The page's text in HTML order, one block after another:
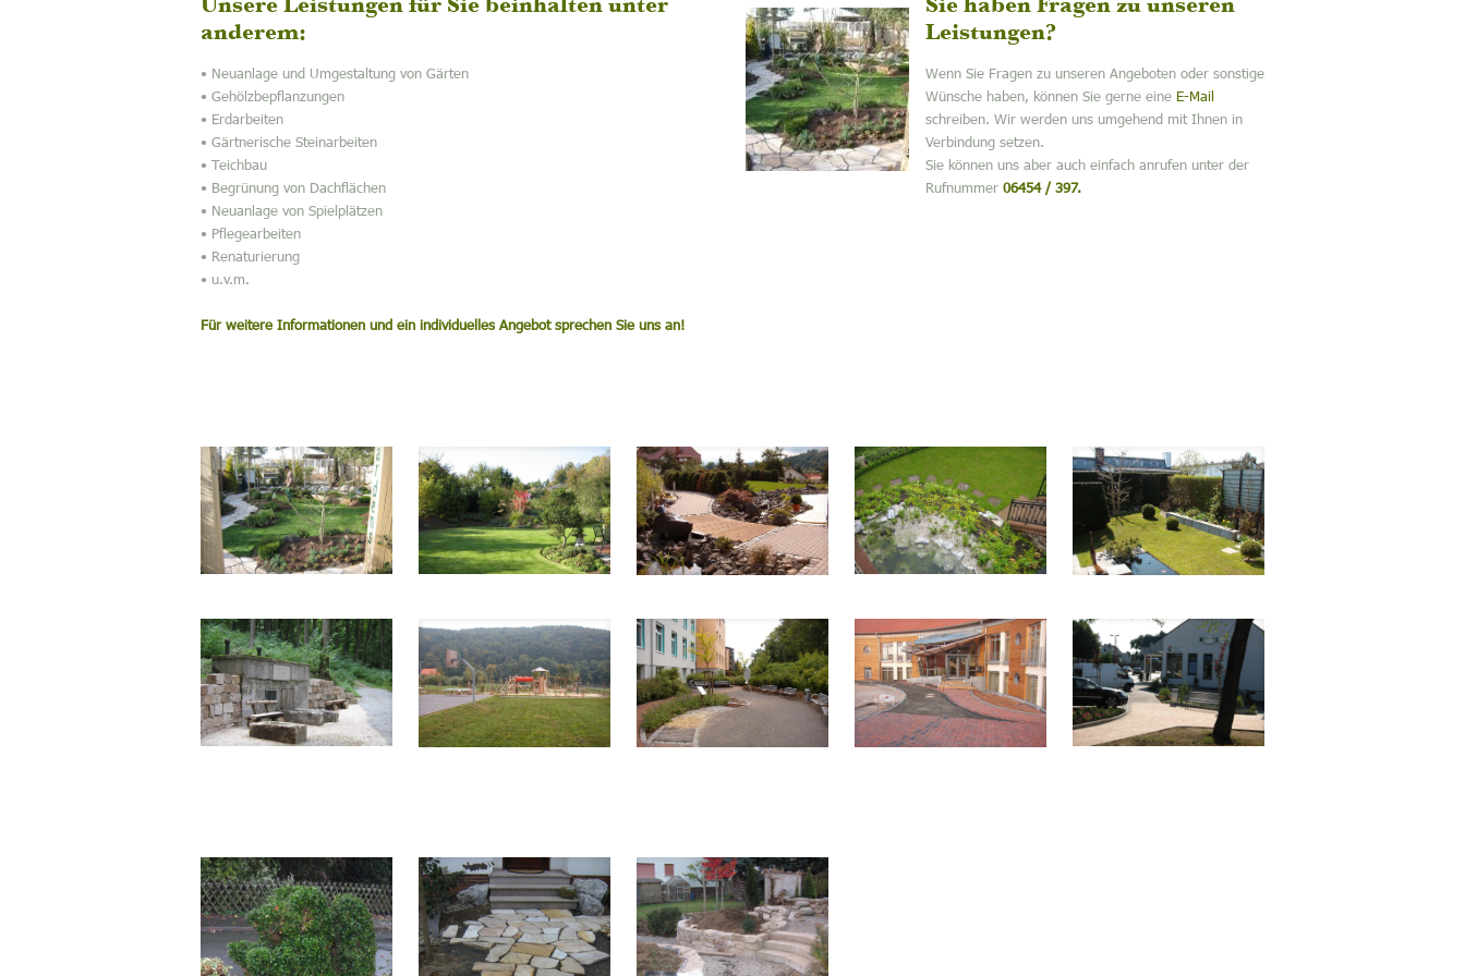
anderem:
• Neuanlage und Umgestaltung von Gärten
• Gehölzbepflanzungen
• Erdarbeiten
• Gärtnerische Steinarbeiten
• Teichbau
• Begrünung von Dachflächen
• Neuanlage von Spielplätzen
• Pflegearbeiten
• Renaturierung
• u.v.m.
Für weitere Informationen und ein individuelles Angebot sprechen Sie uns an!
Leistungen?
Wenn Sie Fragen zu unseren Angeboten oder sonstige
Wünsche haben, können Sie gerne eine E-Mail
schreiben. Wir werden uns umgehend mit Ihnen in
Verbindung setzen.
Sie können uns aber auch einfach anrufen unter der
Rufnummer 06454 / 397.